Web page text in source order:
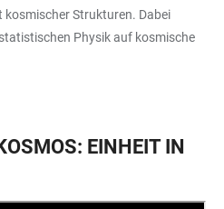
Strukturen. Dabei
Physik auf kosmische
EINHEIT IN